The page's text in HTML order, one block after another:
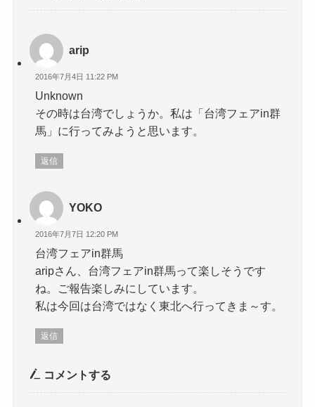
arip
2016年7月4日 11:22 PM
Unknown
その時は台湾でしょうか。私は「台湾フェアin群
馬」に行ってみようと思います。
返信
YOKO
2016年7月7日 12:20 PM
台湾フェアin群馬
aripさん、台湾フェアin群馬って楽しそうです
ね。ご報告楽しみにしています。
私は今回は台湾ではなく東北へ行ってきま～す。
返信
コメントする